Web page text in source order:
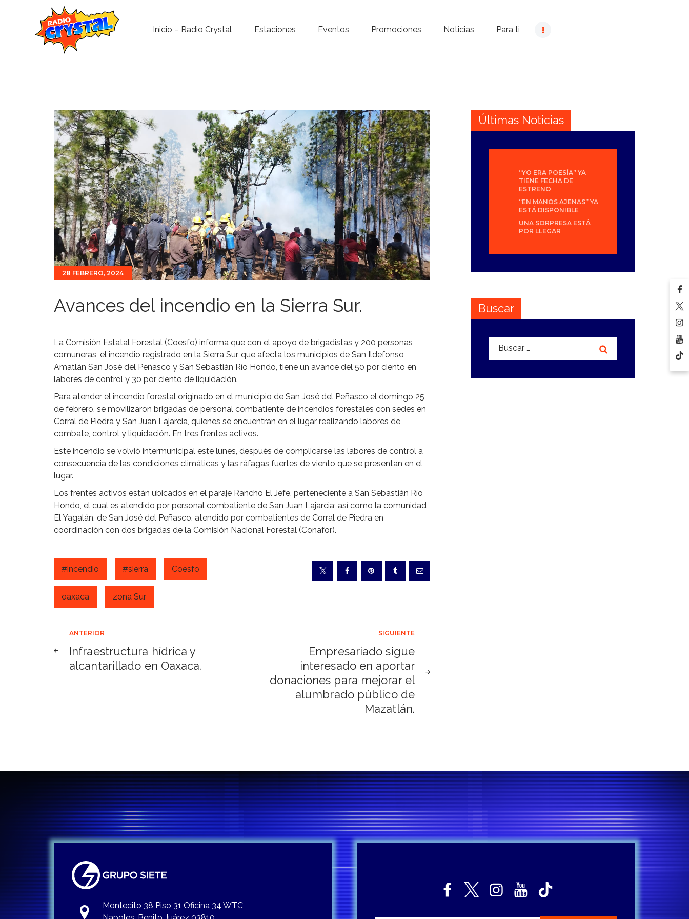
Inicio – Radio Crystal Estaciones Eventos Promociones Noticias Para ti
Noticias
Para ti
Contacto
28 FEBRERO, 2024
Avances del incendio en la Sierra Sur.
La Comisión Estatal Forestal (Coesfo) informa que con el apoyo de brigadistas y 200 personas
comuneras, el incendio registrado en la Sierra Sur, que afecta los municipios de San Ildefonso
Amatlán San José del Peñasco y San Sebastián Río Hondo, tiene un avance del 50 por ciento en
labores de control y 30 por ciento de liquidación.
Para atender el incendio forestal originado en el municipio de San José del Peñasco el domingo 25
de febrero, se movilizaron brigadas de personal combatiente de incendios forestales con sedes en
Corral de Piedra y San Juan Lajarcia, quienes se encuentran en el lugar realizando labores de
combate, control y liquidación. En tres frentes activos.
Este incendio se volvió intermunicipal este lunes, después de complicarse las labores de control a
consecuencia de las condiciones climáticas y las ráfagas fuertes de viento que se presentan en el
lugar.
Los frentes activos están ubicados en el paraje Rancho El Jefe, perteneciente a San Sebastián Río
Hondo, el cual es atendido por personal combatiente de San Juan Lajarcia; así como la comunidad
El Yagalán, de San José del Peñasco, atendido por combatientes de Corral de Piedra en
coordinación con dos brigadas de la Comisión Nacional Forestal (Conafor).
#incendio #sierra Coesfo
oaxaca zona Sur
Navegación
de
ANTERIOR
Infraestructura hídrica y
alcantarillado en Oaxaca.
SIGUIENTE
Empresariado sigue
interesado en aportar
donaciones para mejorar el
alumbrado público de
Mazatlán.
Últimas Noticias
“YO ERA POESÍA” YA
TIENE FECHA DE
ESTRENO
“EN MANOS AJENAS” YA
ESTÁ DISPONIBLE
UNA SORPRESA ESTÁ
POR LLEGAR
Buscar
Buscar:
Montecito 38 Piso 31 Oficina 34 WTC